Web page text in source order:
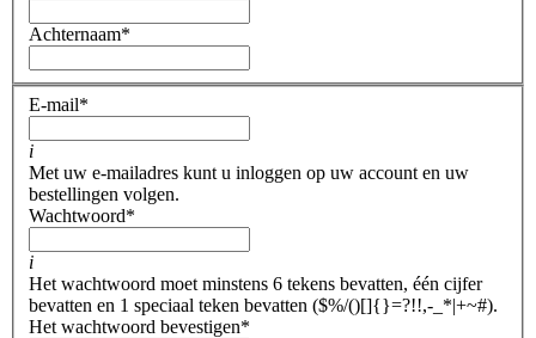
Achternaam*
E-mail*
i
Met uw e-mailadres kunt u inloggen op uw account en uw
bestellingen volgen.
Wachtwoord*
i
Het wachtwoord moet minstens 6 tekens bevatten, één cijfer
bevatten en 1 speciaal teken bevatten ($%/()[]{}=?!!,-_*|+~#).
Het wachtwoord bevestigen*